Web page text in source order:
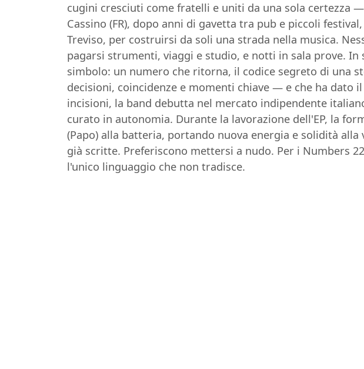
cugini cresciuti come fratelli e uniti da una sola certezza
Cassino (FR), dopo anni di gavetta tra pub e piccoli
Treviso, per costruirsi da soli una strada nella musica.
pagarsi strumenti, viaggi e studio, e notti in sala prove.
simbolo: un numero che ritorna, il codice segreto di una
decisioni, coincidenze e momenti chiave — e che ha dato
incisioni, la band debutta nel mercato indipendente
curato in autonomia. Durante la lavorazione dell'EP, la
(Papo) alla batteria, portando nuova energia e solidità
già scritte. Preferiscono mettersi a nudo. Per i Numbers
l'unico linguaggio che non tradisce.